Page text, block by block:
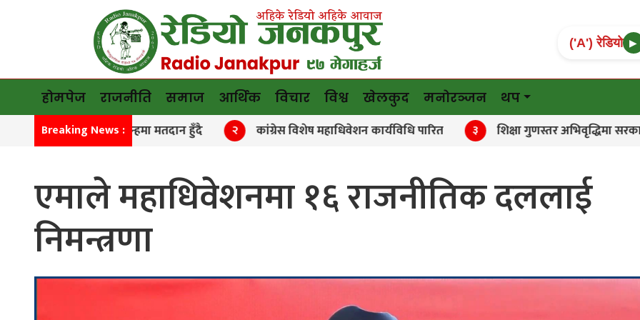
('A') रेडियो ▶
होमपेज राजनीति समाज आर्थिक विचार विश्व खेलकुद मनोरञ्जन थप
Breaking News :
मनाङमा तीन चिन्हमा मतदान हुँदै २ कांग्रेस विशेष महाधिवेशन कार्यविधि पारित ३ शिक्षा गुणस्तर अभिवृद्धिमा
एमाले महाधिवेशनमा १६ राजनीतिक दललाई
निमन्त्रणा